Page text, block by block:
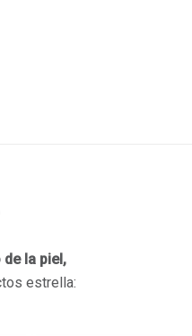
la piel,
estrella: